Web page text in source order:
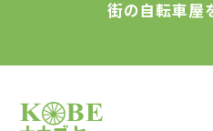
街の自転車屋
サイクルショップナカゴヤ